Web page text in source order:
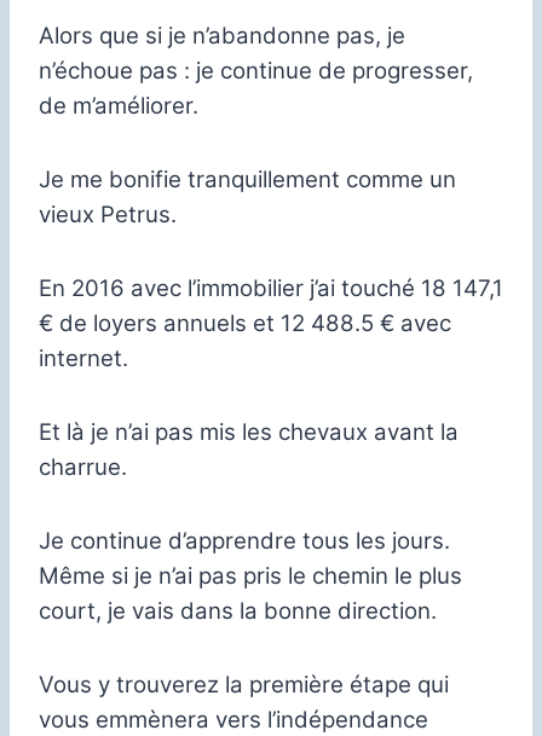
Alors que si je n’abandonne pas, je
n’échoue pas : je continue de progresser,
de m’améliorer.
Je me bonifie tranquillement comme un
vieux Petrus.
En 2016 avec l’immobilier j’ai touché 18 147,1
€ de loyers annuels et 12 488.5 € avec
internet.
Et là je n’ai pas mis les chevaux avant la
charrue.
Je continue d’apprendre tous les jours.
Même si je n’ai pas pris le chemin le plus
court, je vais dans la bonne direction.
Vous y trouverez la première étape qui
vous emmènera vers l’indépendance